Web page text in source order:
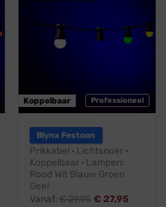
Professioneel
Koppelbaar
Blynx Festoon
Prikkabel · Lichtsnoer ·
Koppelbaar · Lampen:
Rood Wit Blauw Groen
Geel
Vanaf:€29,95 € 27,95